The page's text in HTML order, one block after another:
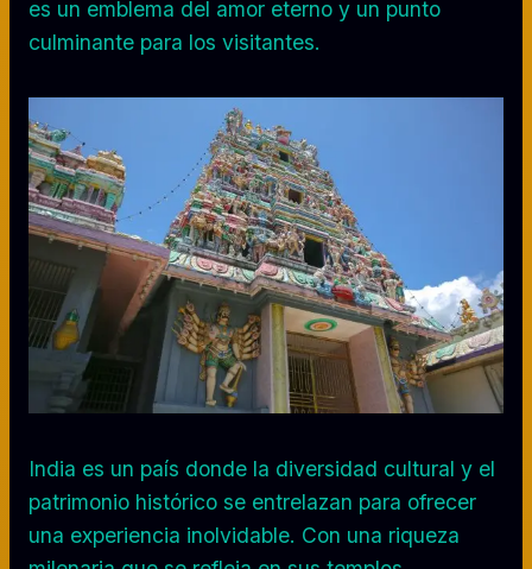
es un emblema del amor eterno y un punto
culminante para los visitantes.
India es un país donde la diversidad cultural y el
patrimonio histórico se entrelazan para ofrecer
una experiencia inolvidable. Con una riqueza